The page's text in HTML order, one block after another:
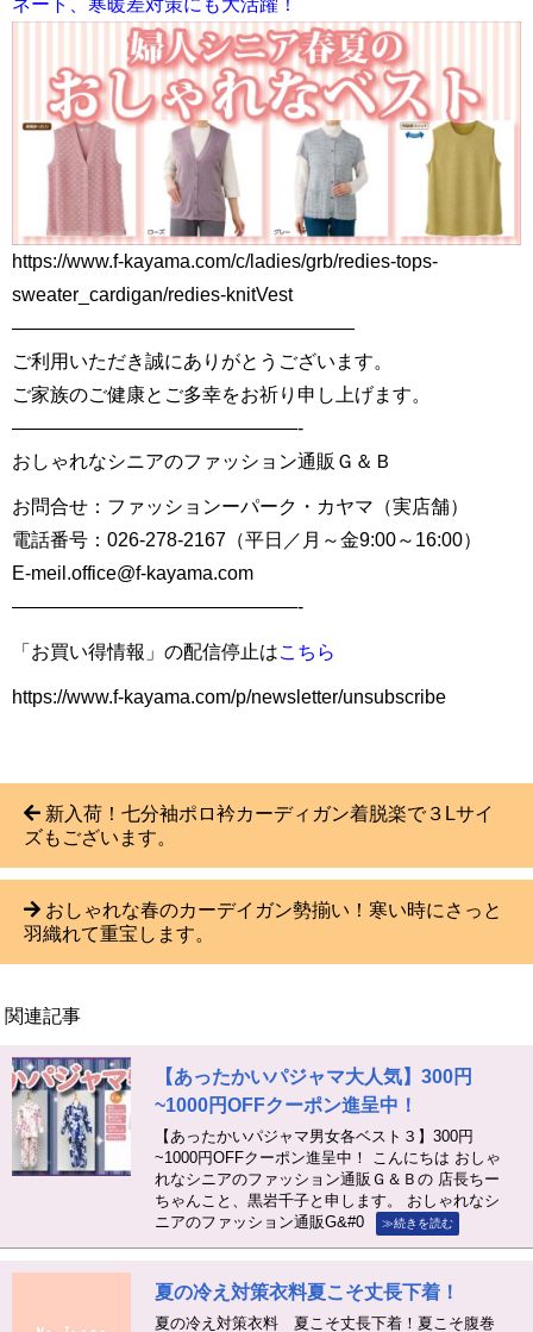
https://www.f-kayama.com/c/ladies/grb/redies-tops-
sweater_cardigan/redies-knitVest
——————————————————
ご利用いただき誠にありがとうございます。
ご家族のご健康とご多幸をお祈り申し上げます。
———————————————-
おしゃれなシニアのファッション通販Ｇ＆Ｂ
お問合せ：ファッションーパーク・カヤマ（実店舗）
電話番号：026-278-2167（平日／月～金9:00～16:00）
E-meil.office@f-kayama.com
———————————————-
「お買い得情報」の配信停止はこちら
https://www.f-kayama.com/p/newsletter/unsubscribe
新入荷！七分袖ポロ衿カーディガン着脱楽で３Lサイ
ズもございます。
おしゃれな春のカーデイガン勢揃い！寒い時にさっと
羽織れて重宝します。
関連記事
【あったかいパジャマ大人気】300円
~1000円OFFクーポン進呈中！
【あったかいパジャマ男女各ベスト３】300円
~1000円OFFクーポン進呈中！ こんにちは おしゃ
れなシニアのファッション通販Ｇ＆Ｂの 店長ちー
ちゃんこと、黒岩千子と申します。 おしゃれなシ
ニアのファッション通販G&#0
≫続きを読む
夏の冷え対策衣料夏こそ丈長下着！
夏の冷え対策衣料 夏こそ丈長下着！夏こそ腹巻